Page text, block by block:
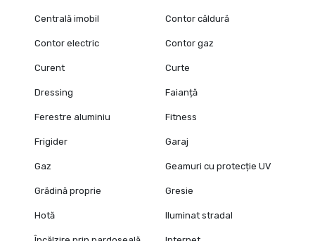
Centrală imobil Contor căldură
Contor electric Contor gaz
Curent Curte
Dressing Faianță
Ferestre aluminiu Fitness
Frigider Garaj
Gaz Geamuri cu protecție UV
Grădină proprie Gresie
Hotă Iluminat stradal